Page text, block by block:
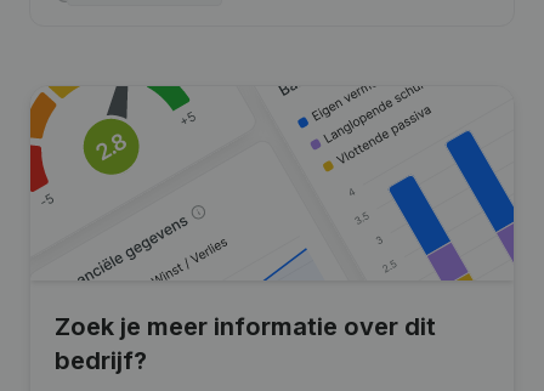
Zoek je meer informatie over dit
bedrijf?